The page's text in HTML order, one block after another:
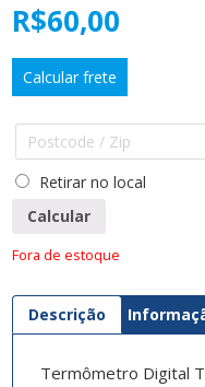
R$60,00
Calcular frete
Retirar no local
Calcular
Fora de estoque
Descrição
Termômetro Digital